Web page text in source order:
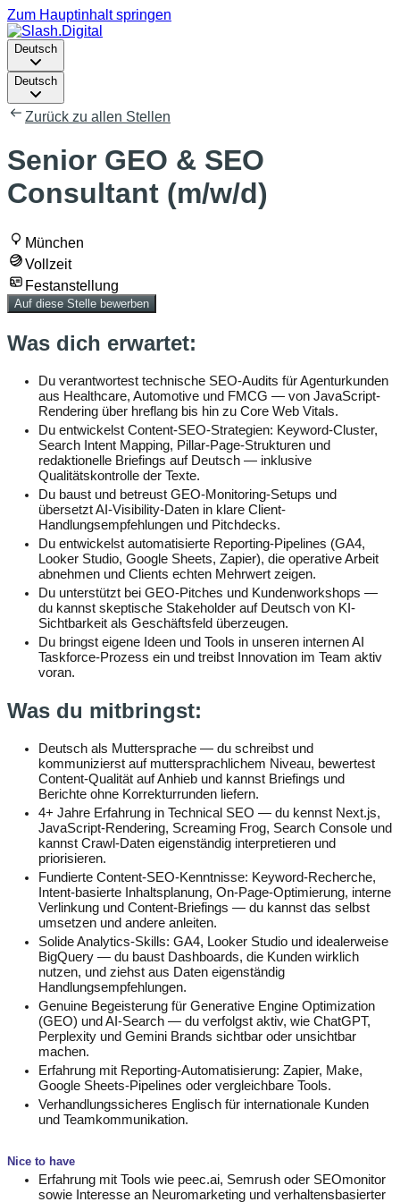
Zum Hauptinhalt springen
Deutsch
Deutsch
Zurück zu allen Stellen
Senior GEO & SEO
Consultant (m/w/d)
München
Vollzeit
Festanstellung
Auf diese Stelle bewerben
Was dich erwartet:
Du verantwortest technische SEO-Audits für Agenturkunden
aus Healthcare, Automotive und FMCG — von JavaScript-
Rendering über hreflang bis hin zu Core Web Vitals.
Du entwickelst Content-SEO-Strategien: Keyword-Cluster,
Search Intent Mapping, Pillar-Page-Strukturen und
redaktionelle Briefings auf Deutsch — inklusive
Qualitätskontrolle der Texte.
Du baust und betreust GEO-Monitoring-Setups und
übersetzt AI-Visibility-Daten in klare Client-
Handlungsempfehlungen und Pitchdecks.
Du entwickelst automatisierte Reporting-Pipelines (GA4,
Looker Studio, Google Sheets, Zapier), die operative Arbeit
abnehmen und Clients echten Mehrwert zeigen.
Du unterstützt bei GEO-Pitches und Kundenworkshops —
du kannst skeptische Stakeholder auf Deutsch von KI-
Sichtbarkeit als Geschäftsfeld überzeugen.
Du bringst eigene Ideen und Tools in unseren internen AI
Taskforce-Prozess ein und treibst Innovation im Team aktiv
voran.
Was du mitbringst:
Deutsch als Muttersprache — du schreibst und
kommunizierst auf muttersprachlichem Niveau, bewertest
Content-Qualität auf Anhieb und kannst Briefings und
Berichte ohne Korrekturrunden liefern.
4+ Jahre Erfahrung in Technical SEO — du kennst Next.js,
JavaScript-Rendering, Screaming Frog, Search Console und
kannst Crawl-Daten eigenständig interpretieren und
priorisieren.
Fundierte Content-SEO-Kenntnisse: Keyword-Recherche,
Intent-basierte Inhaltsplanung, On-Page-Optimierung, interne
Verlinkung und Content-Briefings — du kannst das selbst
umsetzen und andere anleiten.
Solide Analytics-Skills: GA4, Looker Studio und idealerweise
BigQuery — du baust Dashboards, die Kunden wirklich
nutzen, und ziehst aus Daten eigenständig
Handlungsempfehlungen.
Genuine Begeisterung für Generative Engine Optimization
(GEO) und AI-Search — du verfolgst aktiv, wie ChatGPT,
Perplexity und Gemini Brands sichtbar oder unsichtbar
machen.
Erfahrung mit Reporting-Automatisierung: Zapier, Make,
Google Sheets-Pipelines oder vergleichbare Tools.
Verhandlungssicheres Englisch für internationale Kunden
und Teamkommunikation.
Nice to have
Erfahrung mit Tools wie peec.ai, Semrush oder SEOmonitor
sowie Interesse an Neuromarketing und verhaltensbasierter